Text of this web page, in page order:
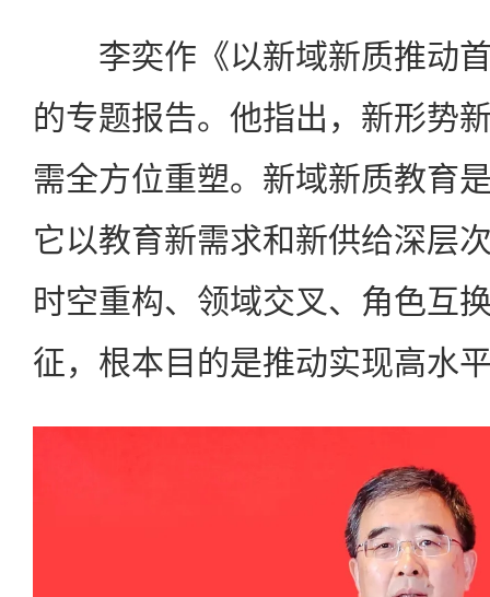
李奕作《以新域新质推动首
的专题报告。他指出，新形势
需全方位重塑。新域新质教育
它以教育新需求和新供给深层
时空重构、领域交叉、角色互
征，根本目的是推动实现高水